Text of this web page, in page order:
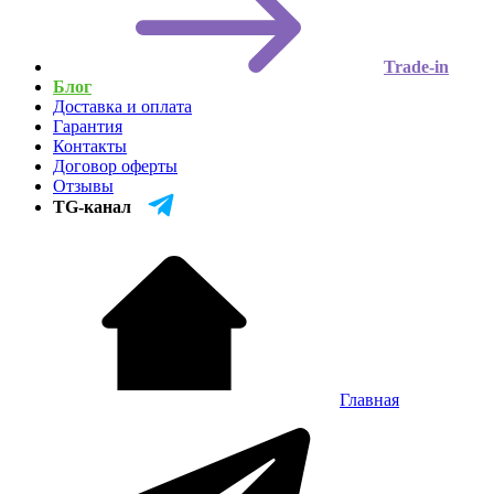
Trade-in
Блог
Доставка и оплата
Гарантия
Контакты
Договор оферты
Отзывы
TG-канал
Главная